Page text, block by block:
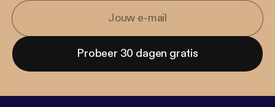
Probeer 30 dagen gratis